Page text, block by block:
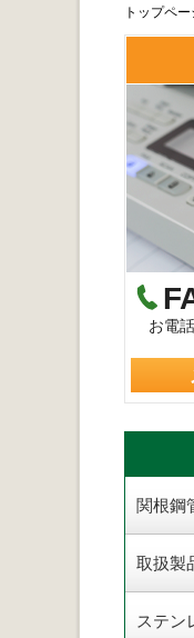
トップペー
お電
関根鋼
取扱製
ステン